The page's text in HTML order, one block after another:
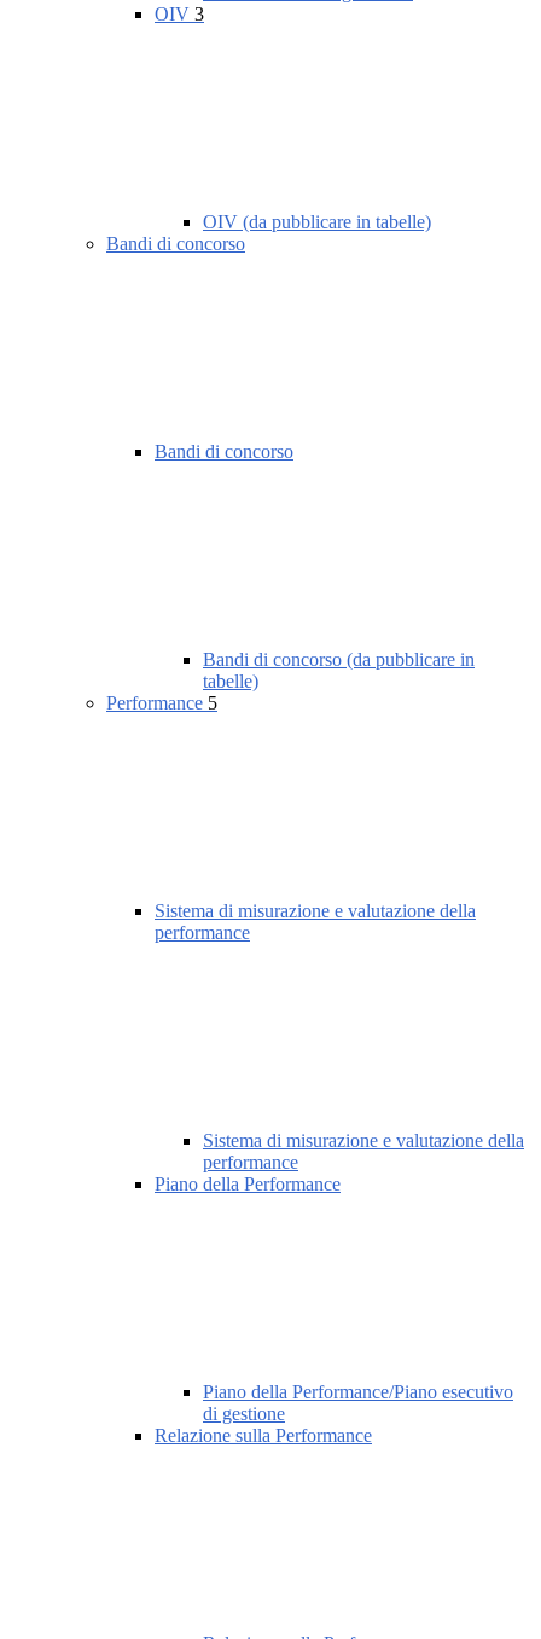
OIV 3
OIV (da pubblicare in tabelle)
Bandi di concorso
Bandi di concorso
Bandi di concorso (da pubblicare in
tabelle)
Performance 5
Sistema di misurazione e valutazione della
performance
Sistema di misurazione e valutazione della
performance
Piano della Performance
Piano della Performance/Piano esecutivo
di gestione
Relazione sulla Performance